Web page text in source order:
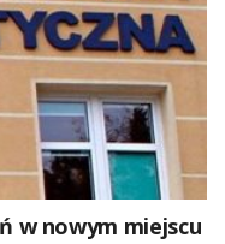
w nowym miejscu